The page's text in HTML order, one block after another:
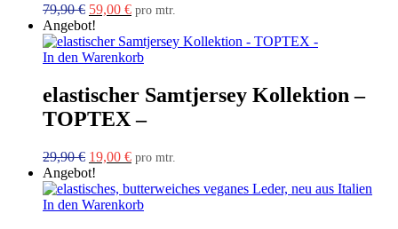
79,90€ Ursprünglicher
Preis
war:
79,90 €
59,00 €Aktueller
ist:
59,00 €.
pro mtr.
Angebot!
In den Warenkorb
elastischer Samtjersey Kollektion –
TOPTEX –
29,90€ Ursprünglicher
Preis
war:
29,90 €
19,00 €Aktueller
ist:
19,00 €.
pro mtr.
Angebot!
In den Warenkorb